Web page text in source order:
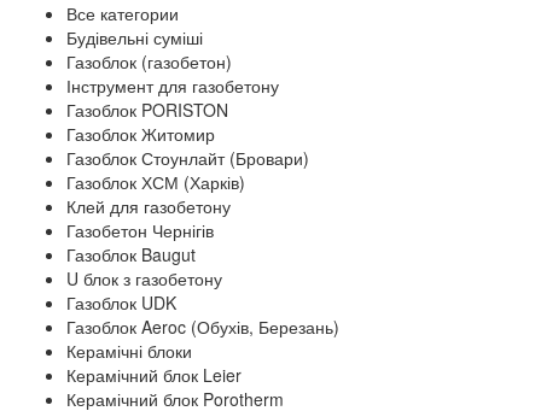
Все категории
Будівельні суміші
Газоблок (газобетон)
Інструмент для газобетону
Газоблок PORISTON
Газоблок Житомир
Газоблок Стоунлайт (Бровари)
Газоблок ХСМ (Харків)
Клей для газобетону
Газобетон Чернігів
Газоблок Baugut
U блок з газобетону
Газоблок UDK
Газоблок Aeroc (Обухів, Березань)
Керамічні блоки
Керамічний блок Leier
Керамічний блок Porotherm